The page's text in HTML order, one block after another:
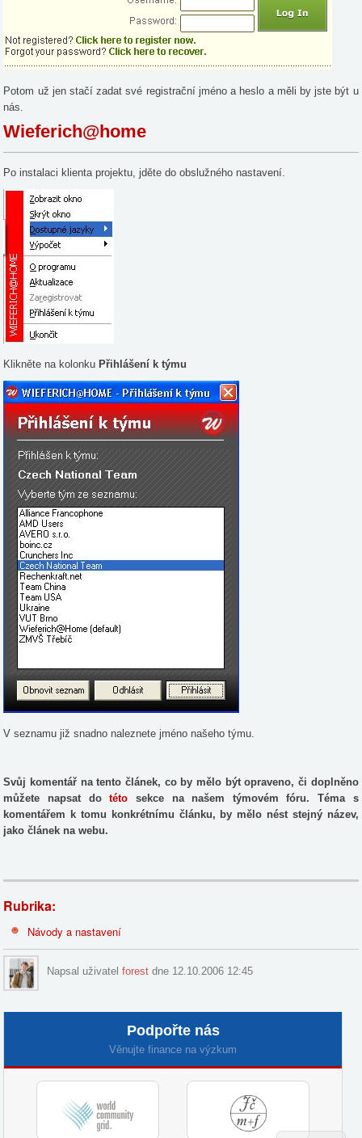
Potom už jen stačí zadat své registrační jméno a heslo a měli by jste být u
nás.
Wieferich@home
Po instalaci klienta projektu, jděte do obslužného nastavení.
Klikněte na kolonku Přihlášení k týmu
V seznamu již snadno naleznete jméno našeho týmu.
Svůj komentář na tento článek, co by mělo být opraveno, či doplněno
můžete napsat dotéto sekce na našem týmovém fóru. Téma s
komentářem k tomu konkrétnímu článku, by mělo nést stejný název,
jako článek na webu.
Rubrika:
Návody a nastavení
Napsal uživatelforest dne 12.10.2006 12:45
Podpořte nás
Věnujte finance na výzkum